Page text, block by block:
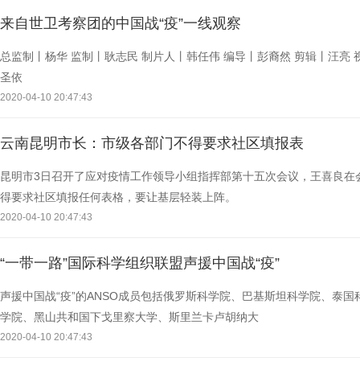
来自世卫考察团的中国战“疫”一线观察
总监制丨杨华 监制丨耿志民 制片人丨韩任伟 编导丨彭裔然 剪辑丨汪亮
圣依
2020-04-10 20:47:43
云南昆明市长：市级各部门不得要求社区填报表
昆明市3日召开了应对疫情工作领导小组指挥部第十五次会议，王喜良
得要求社区填报任何表格，要让基层轻装上阵。
2020-04-10 20:47:43
“一带一路”国际科学组织联盟声援中国战“疫”
声援中国战“疫”的ANSO成员包括俄罗斯科学院、巴基斯坦科学院、泰
学院、黑山共和国下戈里察大学、斯里兰卡卢胡纳大
2020-04-10 20:47:43